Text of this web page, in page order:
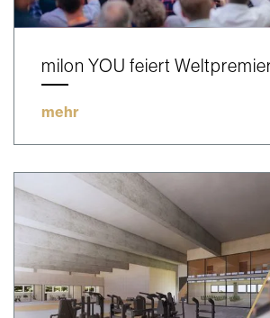
milon YOU feiert
mehr